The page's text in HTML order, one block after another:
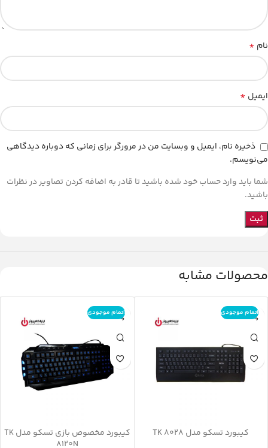
نام *
ایمیل *
ذخیره نام، ایمیل و وبسایت من در مرورگر برای زمانی که دوباره دیدگاهی
می‌نویسم.
شما باید وارد حساب خود شده باشید تا قادر به اضافه کردن تصاویر در نظرات
باشید.
محصولات مشابه
اتمام موجودی
کیبورد تسکو مدل TK 8028
اتمام موجودی
کیبورد مخصوص بازی تسکو مدل TK
8120N